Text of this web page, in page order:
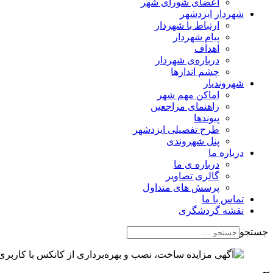
اعضای شورای شهر
شهردار ایزدشهر
ارتباط با شهردار
پیام شهردار
اهداف
درباره‌ی شهردار
چشم اندازها
شهروندیار
اماکن مهم شهر
راهنمای مراجعین
پیوند‌ها
طرح تفصیلی ایزدشهر
پنل شهروندی
درباره ما
درباره ی ما
گالری تصاویر
پرسش های متداول
تماس با ما
نقشه گردشگری
جستجو